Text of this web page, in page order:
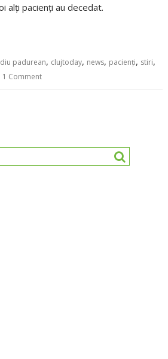
alți pacienți au decedat.
padurean, clujtoday, news, pacienţi, stiri,
1 Comment